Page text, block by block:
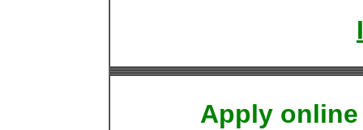
Apply online